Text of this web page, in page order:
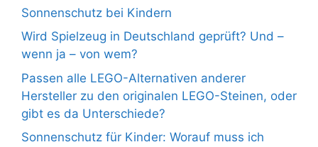
Sonnenschutz bei Kindern
Wird Spielzeug in Deutschland geprüft? Und –
wenn ja – von wem?
Passen alle LEGO-Alternativen anderer
Hersteller zu den originalen LEGO-Steinen, oder
gibt es da Unterschiede?
Sonnenschutz für Kinder: Worauf muss ich